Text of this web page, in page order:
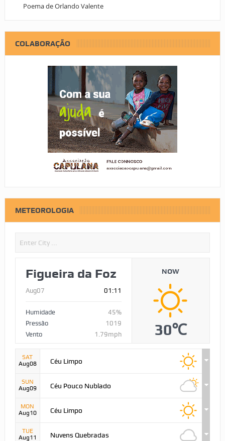
Poema de Orlando Valente
COLABORAÇÃO
METEOROLOGIA
Figueira da Foz
Aug07 01:11
Humidade
45%
Pressão
1019
Vento
1.79mph
NOW
30℃
SAT
Aug08
Céu Limpo
SUN
Aug09
Céu Pouco Nublado
MON
Aug10
Céu Limpo
TUE
Aug11
Nuvens Quebradas